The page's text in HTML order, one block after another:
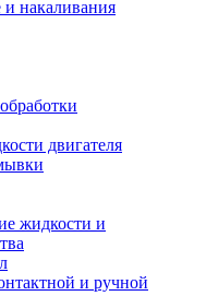
накаливания
двигателя
жидкости и
и ручной